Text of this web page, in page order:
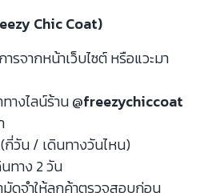
Chic Coat)
รจากหน้าเว็บไซต์ หรือแวะมา
างไลน์ร้าน@freezychiccoat
กี่วัน / เดินทางวันไหน)
ทาง 2 วัน
มัดจำให้ลูกค้าตรวจสอบก่อน